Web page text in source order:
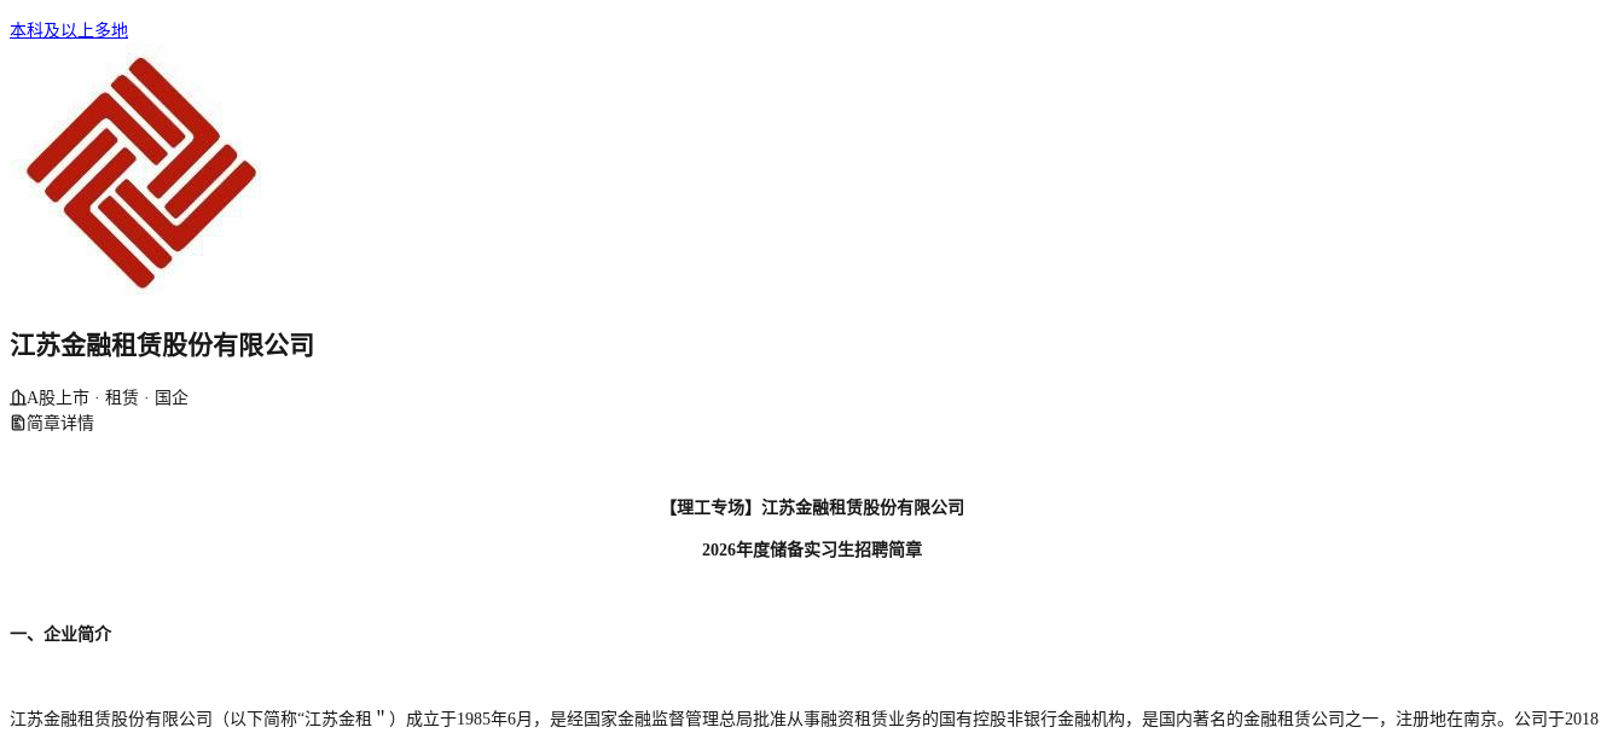
本科及以上多地
江苏金融租赁股份有限公司
A股上市 · 租赁 · 国企
简章详情
【理工专场】江苏金融租赁股份有限公司
2026年度储备实习生招聘简章
一、企业简介
江苏金融租赁股份有限公司（以下简称“江苏金租＂）成立于1985年6月，是经国家金融监督管理总局批准从事融资租赁业务的国有控股非银行金融机构，是国内著名的金融租赁公司之一，注册地在南京。公司于2018